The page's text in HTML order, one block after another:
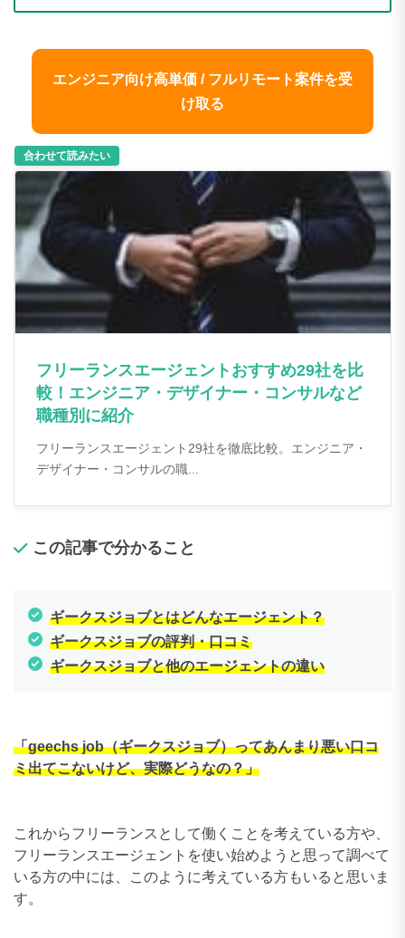
エンジニア向け高単価 / フルリモート案件を受
け取る
合わせて読みたい
フリーランスエージェントおすすめ29社を比
較！エンジニア・デザイナー・コンサルなど
職種別に紹介
フリーランスエージェント29社を徹底比較。エンジニア・
デザイナー・コンサルの職...
この記事で分かること
ギークスジョブとはどんなエージェント？
ギークスジョブの評判・口コミ
ギークスジョブと他のエージェントの違い
「geechs job（ギークスジョブ）ってあんまり悪い口コ
ミ出てこないけど、実際どうなの？」
これからフリーランスとして働くことを考えている方や、
フリーランスエージェントを使い始めようと思って調べて
いる方の中には、このように考えている方もいると思いま
す。